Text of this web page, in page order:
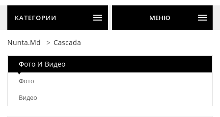
КАТЕГОРИИ МЕНЮ
Nunta.md Cascada
Фото И Видео
Фото
Видео